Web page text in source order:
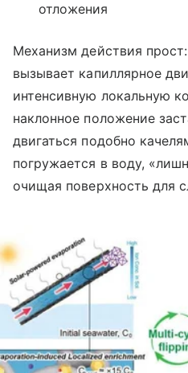
отложения
Механизм действия
вызывает капиллярное
интенсивную локальную
наклонное положение
двигаться подобно
погружается в воду,
очищая поверхность для